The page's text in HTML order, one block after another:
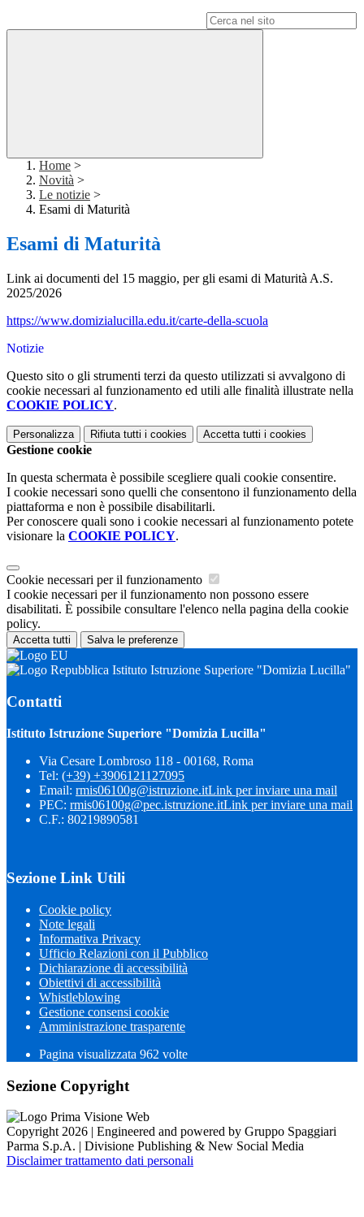
Home >
Novità >
Le notizie >
Esami di Maturità
Esami di Maturità
Link ai documenti del 15 maggio, per gli esami di Maturità A.S.
2025/2026
https://www.domizialucilla.edu.it/carte-della-scuola
Notizie
Questo sito o gli strumenti terzi da questo utilizzati si avvalgono di
cookie necessari al funzionamento ed utili alle finalità illustrate nella
COOKIE POLICY.
Personalizza Rifiuta tutti i cookies Accetta tutti i cookies
Gestione cookie
In questa schermata è possibile scegliere quali cookie consentire.
I cookie necessari sono quelli che consentono il funzionamento della
piattaforma e non è possibile disabilitarli.
Per conoscere quali sono i cookie necessari al funzionamento potete
visionare la COOKIE POLICY.
Cookie necessari per il funzionamento
I cookie necessari per il funzionamento non possono essere
disabilitati. È possibile consultare l'elenco nella pagina della cookie
policy.
Accetta tutti Salva le preferenze
Istituto Istruzione Superiore "Domizia Lucilla"
Contatti
Istituto Istruzione Superiore "Domizia Lucilla"
Via Cesare Lombroso 118 - 00168, Roma
Tel: (+39) +3906121127095
Email: rmis06100g@istruzione.itLink per inviare una mail
PEC: rmis06100g@pec.istruzione.itLink per inviare una mail
C.F.: 80219890581
Sezione Link Utili
Cookie policy
Note legali
Informativa Privacy
Ufficio Relazioni con il Pubblico
Dichiarazione di accessibilità
Obiettivi di accessibilità
Whistleblowing
Gestione consensi cookie
Amministrazione trasparente
Pagina visualizzata 962 volte
Sezione Copyright
Copyright 2026 | Engineered and powered by Gruppo Spaggiari
Parma S.p.A. | Divisione Publishing & New Social Media
Disclaimer trattamento dati personali